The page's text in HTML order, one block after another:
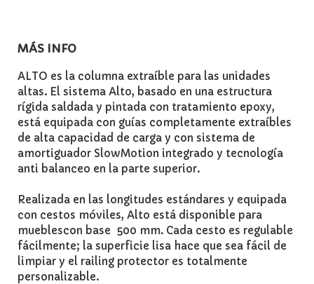
MÁS INFO
ALTO es la columna extraíble para las unidades
altas. El sistema Alto, basado en una estructura
rígida saldada y pintada con tratamiento epoxy,
está equipada con guías completamente extraíbles
de alta capacidad de carga y con sistema de
amortiguador SlowMotion integrado y tecnología
anti balanceo en la parte superior.
Realizada en las longitudes estándares y equipada
con cestos móviles, Alto está disponible para
mueblescon base 500 mm. Cada cesto es regulable
fácilmente; la superficie lisa hace que sea fácil de
limpiar y el railing protector es totalmente
personalizable.